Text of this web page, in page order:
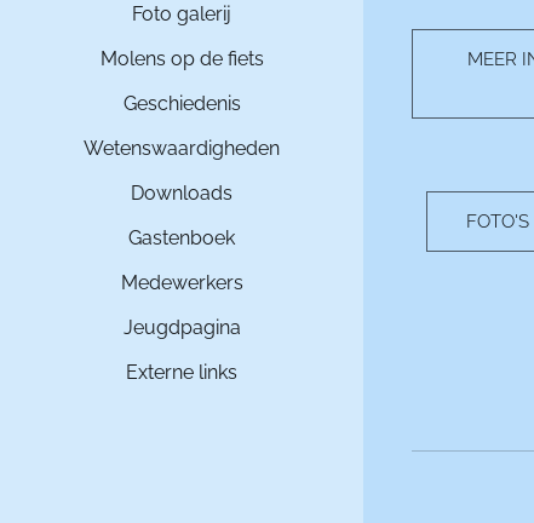
Foto galerij
Molens op de fiets
Geschiedenis
Wetenswaardigheden
Downloads
Gastenboek
Medewerkers
Jeugdpagina
Externe links
MEER